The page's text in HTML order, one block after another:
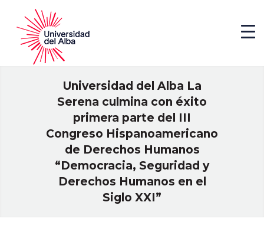
Universidad del Alba La
Serena culmina con éxito
primera parte del III
Congreso Hispanoamericano
de Derechos Humanos
“Democracia, Seguridad y
Derechos Humanos en el
Siglo XXI”